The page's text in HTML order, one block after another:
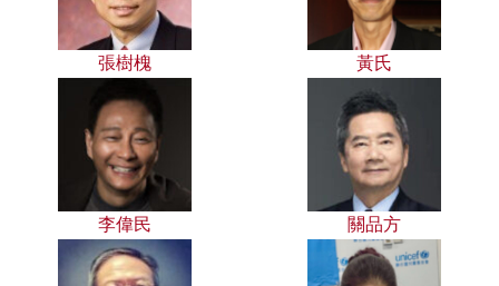
張樹槐 黃氏
李偉民 關品方